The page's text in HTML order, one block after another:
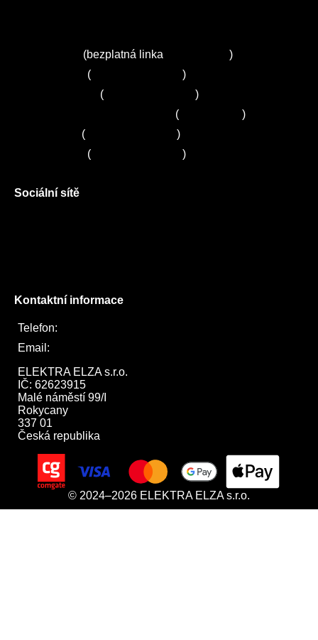
(bezplatná linka
)
(
)
(
)
(
)
(
)
( )
Sociální sítě
Kontaktní informace
Telefon:
Email:
ELEKTRA ELZA s.r.o.
IČ: 62623915
Malé náměstí 99/I
Rokycany
337 01
Česká republika
© 2024–2026 ELEKTRA ELZA s.r.o.